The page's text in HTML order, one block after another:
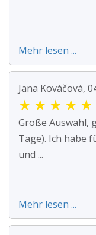
Mehr lesen ...
Jana Kováčová,
★ ★ ★ ★ ★
Große Auswahl,
Tage). Ich habe
und ...
Mehr lesen ...